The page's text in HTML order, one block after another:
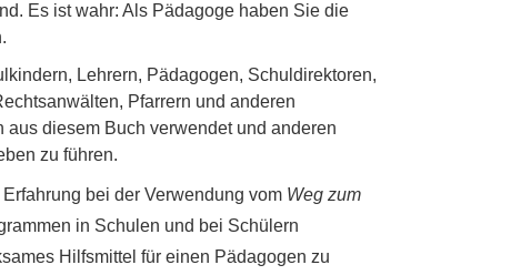
Es ist wahr: Als Pädagoge haben Sie die
Lehrern, Pädagogen, Schuldirektoren,
Pfarrern und anderen
diesem Buch verwendet und anderen
zu führen.
bei der Verwendung vom Weg zum
in Schulen und bei Schülern
Hilfsmittel für einen Pädagogen zu